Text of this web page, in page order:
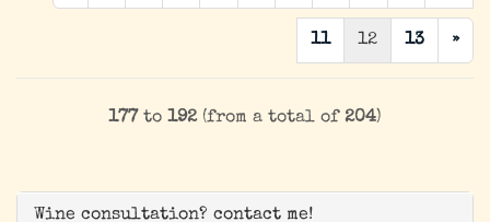
11 12 13 »
177 to 192(from a total of 204)
Wine consultation? contact me!